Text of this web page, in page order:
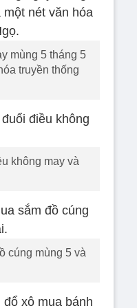
mùng 5 tháng 5
truyền thống
không may và
cúng mùng 5 và